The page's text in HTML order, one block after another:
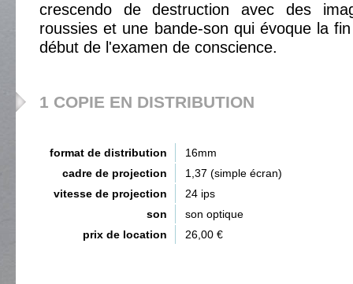
crescendo de destruction avec des
roussies et une bande-son qui évoque la
début de l'examen de conscience.
1 COPIE EN DISTRIBUTION
format de distribution
16mm
cadre de projection
1,37 (simple écran)
vitesse de projection
24 ips
son
son optique
prix de location
26,00 €